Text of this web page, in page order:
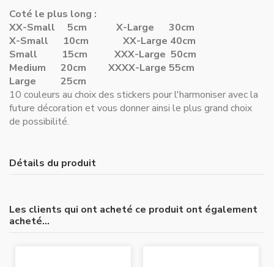
Coté le plus long :
XX-Small 5cm X-Large 30cm
X-Small 10cm XX-Large 40cm
Small 15cm XXX-Large 50cm
Medium 20cm XXXX-Large 55cm
Large 25cm
10 couleurs au choix des stickers pour l'harmoniser avec la
future décoration et vous donner ainsi le plus grand choix
de possibilité.
Détails du produit
Les clients qui ont acheté ce produit ont également
acheté...